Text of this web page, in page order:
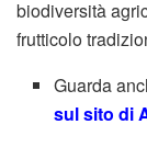
biodiversità
frutticolo
Guarda
sul sito di